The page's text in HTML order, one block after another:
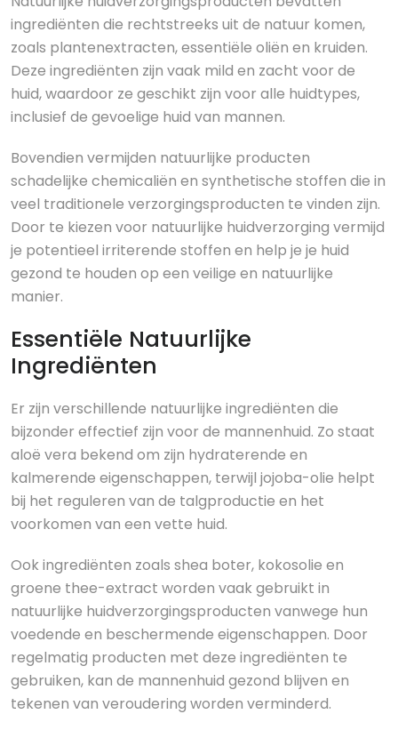
ingrediënten die rechtstreeks uit de natuur komen,
zoals plantenextracten, essentiële oliën en kruiden.
Deze ingrediënten zijn vaak mild en zacht voor de
huid, waardoor ze geschikt zijn voor alle huidtypes,
inclusief de gevoelige huid van mannen.
Bovendien vermijden natuurlijke producten
schadelijke chemicaliën en synthetische stoffen die in
veel traditionele verzorgingsproducten te vinden zijn.
Door te kiezen voor natuurlijke huidverzorging vermijd
je potentieel irriterende stoffen en help je je huid
gezond te houden op een veilige en natuurlijke
manier.
Essentiële Natuurlijke
Ingrediënten
Er zijn verschillende natuurlijke ingrediënten die
bijzonder effectief zijn voor de mannenhuid. Zo staat
aloë vera bekend om zijn hydraterende en
kalmerende eigenschappen, terwijl jojoba-olie helpt
bij het reguleren van de talgproductie en het
voorkomen van een vette huid.
Ook ingrediënten zoals shea boter, kokosolie en
groene thee-extract worden vaak gebruikt in
natuurlijke huidverzorgingsproducten vanwege hun
voedende en beschermende eigenschappen. Door
regelmatig producten met deze ingrediënten te
gebruiken, kan de mannenhuid gezond blijven en
tekenen van veroudering worden verminderd.